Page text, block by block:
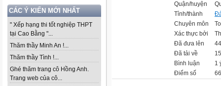
CÁC Ý KIẾN MỚI NHẤT
" Xếp hạng thi tốt nghiệp THPT
tại Cao Bằng "...
Thăm thầy Minh An !...
Thăm thầy Tình !...
Ghé thăm trang cô Hồng Anh.
Trang web của cô...
Quận/huyện
Tỉnh/thành
Chuyên môn
Xác thực bởi
Đã đưa lên
Đã tải về
Bình luận
1
Điểm số